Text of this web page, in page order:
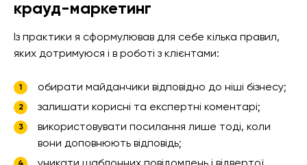
крауд-маркетинг
Із практики я сформулював для себе кілька правил,
яких дотримуюся і в роботі з клієнтами:
обирати майданчики відповідно до ніші бізнесу;
залишати корисні та експертні коментарі;
використовувати посилання лише тоді, коли
вони доповнюють відповідь;